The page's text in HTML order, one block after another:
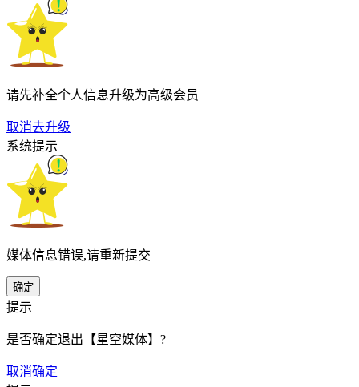
请先补全个人信息升级为高级会员
取消去升级
系统提示
媒体信息错误,请重新提交
确定
提示
是否确定退出【星空媒体】?
取消确定